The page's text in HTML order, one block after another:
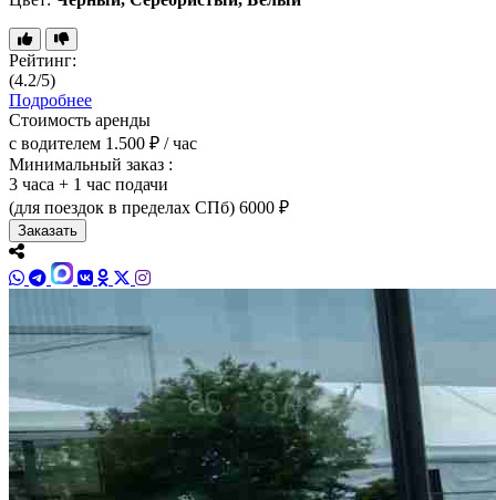
Рейтинг:
(4.2/5)
Подробнее
Стоимость аренды
с водителем 1.500 ₽ / час
Минимальный заказ :
3 часа + 1 час подачи
(для поездок в пределах СПб) 6000 ₽
Заказать